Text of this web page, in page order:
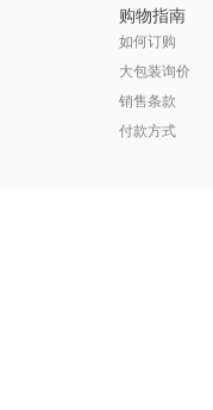
购物指南
如何订购
大包装询价
销售条款
付款方式